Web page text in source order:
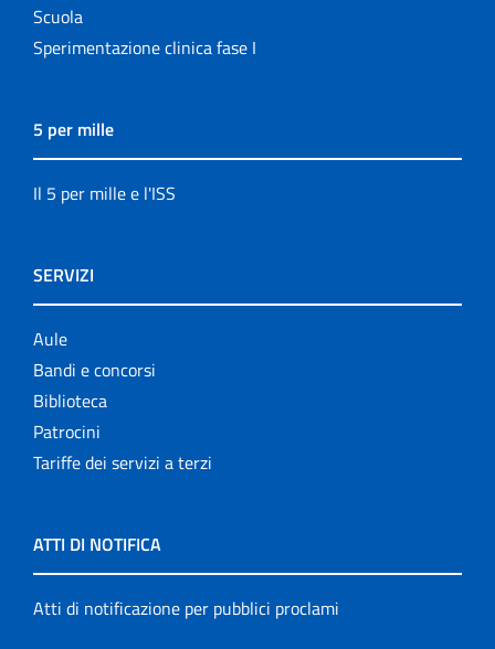
Scuola
Sperimentazione clinica fase I
5 per mille
Il 5 per mille e l'ISS
SERVIZI
Aule
Bandi e concorsi
Biblioteca
Patrocini
Tariffe dei servizi a terzi
ATTI DI NOTIFICA
Atti di notificazione per pubblici proclami